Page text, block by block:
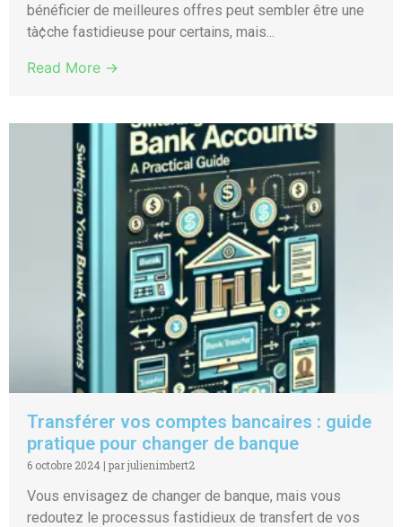
bénéficier de meilleures offres peut sembler être une
tà¢che fastidieuse pour certains, mais...
Read More →
Transférer vos comptes bancaires : guide
pratique pour changer de banque
6 octobre 2024 | par julienimbert2
Vous envisagez de changer de banque, mais vous
redoutez le processus fastidieux de transfert de vos